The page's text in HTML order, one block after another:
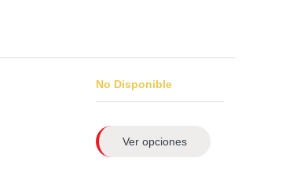
No Disponible
Ver opciones